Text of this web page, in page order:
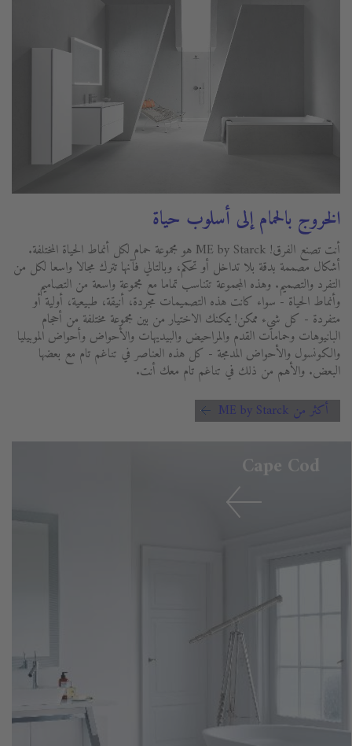
الخروج بالحمام إلى أسلوب حياة
أنت تصنع الفرق! ME by Starck هو مجموعة حمام لكل أنماط الحياة المختلفة.
أشكال مصممة بدقة بلا تداخل أو تحكم، وبالتالي فآنها تترك مجالا واسعا لكل من
التفرد والتصميم. وهذه المجموعة تتناسب تماما مع مجموعة واسعة من التصاميم
وأنماط الحياة - سواء كانت هذه التصميمات مجردة، أنيقة، طبيعية، أولية أو
متفردة - كل شيء ممكن! يمكنك الاختيار من بين مجموعة مختلفة من أحجام
البانيوهات وحمامات القدم والمراحيض والبيديهات والأحواض وأحواض الموبيليا
والكونسول والأحواض المدمجة - كل هذه العناصر في تناغم تام مع بعضها
البعض. والأهم من ذلك في تناغم تام معك أنت.
أكثر من ME by Starck
Cape Cod